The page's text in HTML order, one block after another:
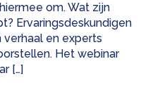
om. Wat zijn
Ervaringsdeskundigen
en experts
Het webinar
[…]